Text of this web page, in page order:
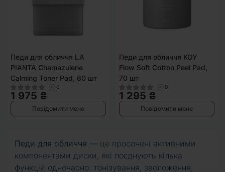
Педи для обличчя LA
PIANTA Chamazulene
Calming Toner Pad, 80 шт
0
1 975 ₴
Повідомити мене
Педи для обличчя KOY
Flow Soft Cotton Peel Pad,
70 шт
0
1 295 ₴
Повідомити мене
Педи для обличчя — це просочені активними
компонентами диски, які поєднують кілька
функцій одночасно: тонізування, зволоження,